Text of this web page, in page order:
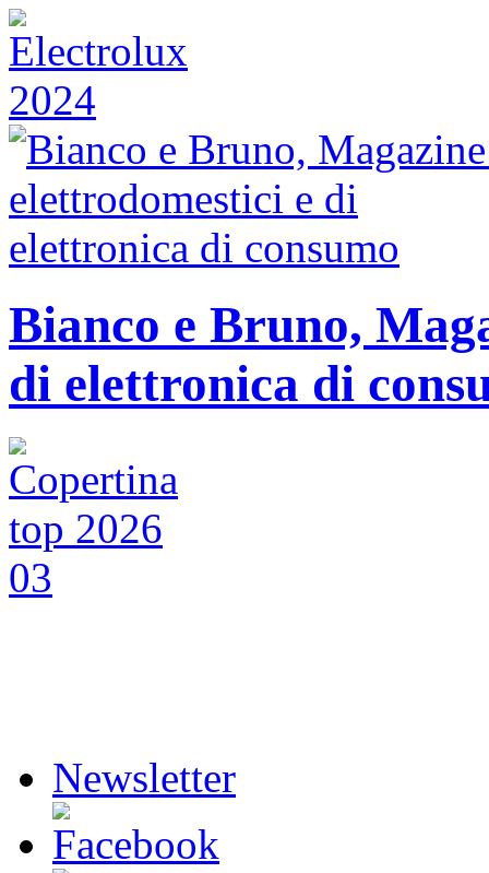
Bianco e Bruno,
di elettronica di
Newsletter